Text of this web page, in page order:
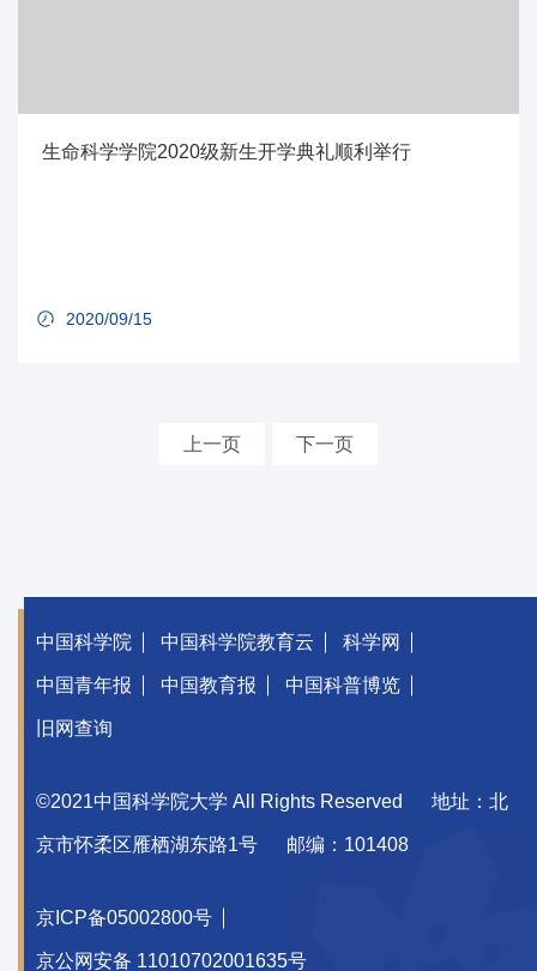
生命科学学院2020级新生开学典礼顺利举行
2020/09/15
上一页 下一页
中国科学院 中国科学院教育云 科学网
中国青年报 中国教育报 中国科普博览
旧网查询
©2021中国科学院大学 All Rights Reserved 地址：北
京市怀柔区雁栖湖东路1号 邮编：101408
京ICP备05002800号
京公网安备 11010702001635号